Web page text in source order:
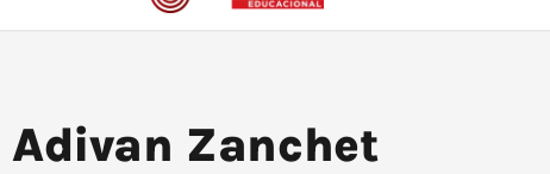
Adivan Zanchet